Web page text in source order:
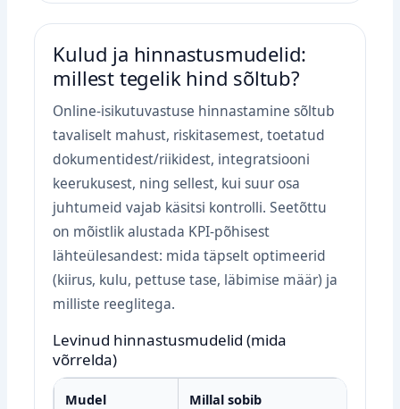
Kulud ja hinnastusmudelid:
millest tegelik hind sõltub?
Online‑isikutuvastuse hinnastamine sõltub
tavaliselt mahust, riskitasemest, toetatud
dokumentidest/riikidest, integratsiooni
keerukusest, ning sellest, kui suur osa
juhtumeid vajab käsitsi kontrolli. Seetõttu
on mõistlik alustada KPI‑põhisest
lähteülesandest: mida täpselt optimeerid
(kiirus, kulu, pettuse tase, läbimise määr) ja
milliste reeglitega.
Levinud hinnastusmudelid (mida
võrrelda)
Mudel Millal sobib